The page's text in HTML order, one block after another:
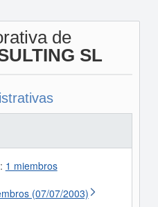
de
SL
1 miembros
(07/07/2003)